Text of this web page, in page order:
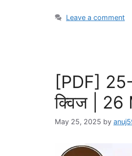
Leave a comment
[PDF]
क्विज |
May 25, 2025 by